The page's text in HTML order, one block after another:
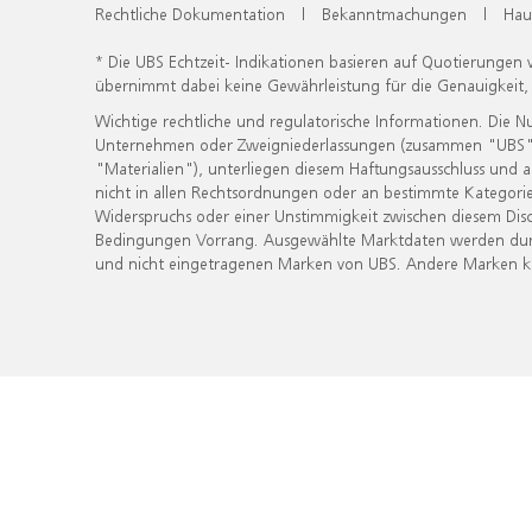
Rechtliche Dokumentation | Bekanntmachungen |
* Die UBS Echtzeit- Indikationen basieren auf
übernimmt dabei keine Gewährleistung für die
Wichtige rechtliche und regulatorische Informationen. Die
Unternehmen oder Zweigniederlassungen (zusammen
"Materialien"), unterliegen diesem Haftungsausschluss
nicht in allen Rechtsordnungen oder an bestimmte
Widerspruchs oder einer Unstimmigkeit zwischen diesem
Bedingungen Vorrang. Ausgewählte Marktdaten werden
und nicht eingetragenen Marken von UBS. Andere Marken